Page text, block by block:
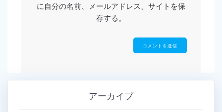
に自分の名前、メールアドレス、サイトを保
存する。
アーカイブ